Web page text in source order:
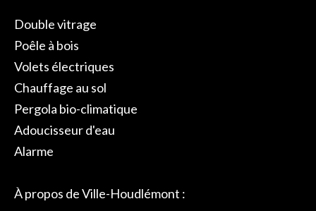
Double vitrage
Poêle à bois
Volets électriques
Chauffage au sol
Pergola bio-climatique
Adoucisseur d'eau
Alarme
À propos de Ville-Houdlémont :